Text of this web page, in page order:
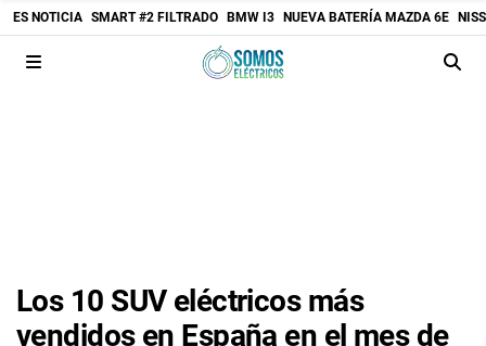
ES NOTICIA SMART #2 FILTRADO BMW I3 NUEVA BATERÍA MAZDA 6E
Los 10 SUV eléctricos más
vendidos en España en el mes de